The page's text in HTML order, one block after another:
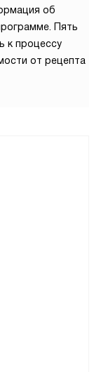
об
Пять
к процессу
от рецепта